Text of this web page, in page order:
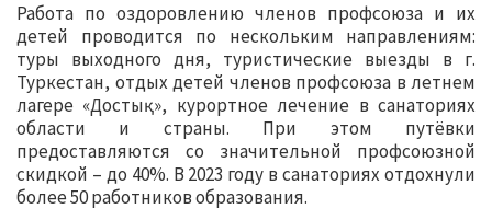
Работа по оздоровлению членов профсоюза и их
детей проводится по нескольким направлениям:
туры выходного дня, туристические выезды в г.
Туркестан, отдых детей членов профсоюза в летнем
лагере «Достық», курортное лечение в санаториях
области и страны. При этом путёвки
предоставляются со значительной профсоюзной
скидкой – до 40%. В 2023 году в санаториях отдохнули
более 50 работников образования.